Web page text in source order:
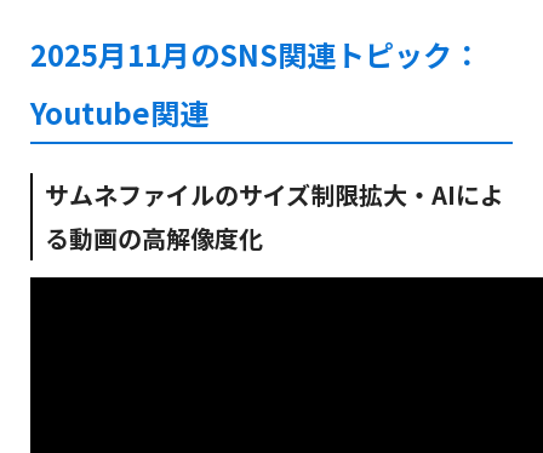
2025月11月のSNS関連トピック：
Youtube関連
サムネファイルのサイズ制限拡大・AIによ
る動画の高解像度化